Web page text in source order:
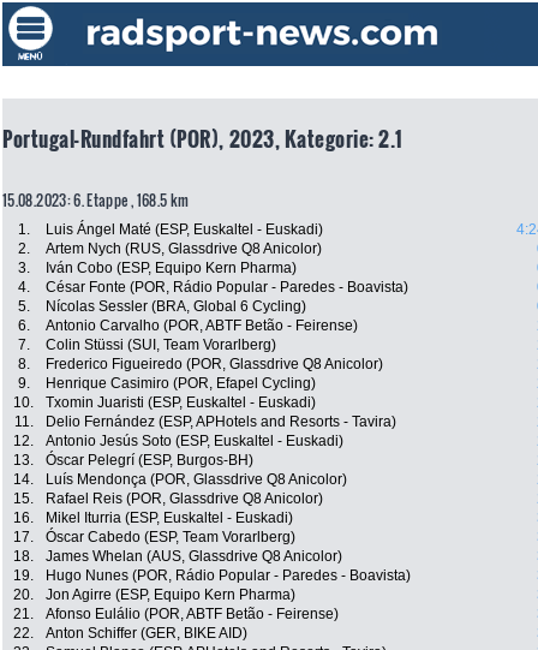
Portugal-Rundfahrt (POR), 2023, Kategorie: 2.1
15.08.2023: 6. Etappe , 168.5 km
1. Luis Ángel Maté (ESP, Euskaltel - Euskadi)
2.
Artem Nych (RUS, Glassdrive Q8 Anicolor)
3.
Iván Cobo (ESP, Equipo Kern Pharma)
4.
César Fonte (POR, Rádio Popular - Paredes - Boavista)
5.
Nícolas Sessler (BRA, Global 6 Cycling)
6.
Antonio Carvalho (POR, ABTF Betão - Feirense)
7.
Colin Stüssi (SUI, Team Vorarlberg)
8.
Frederico Figueiredo (POR, Glassdrive Q8 Anicolor)
9.
Henrique Casimiro (POR, Efapel Cycling)
10.
Txomin Juaristi (ESP, Euskaltel - Euskadi)
11.
Delio Fernández (ESP, APHotels and Resorts - Tavira)
12.
Antonio Jesús Soto (ESP, Euskaltel - Euskadi)
13.
Óscar Pelegrí (ESP, Burgos-BH)
14.
Luís Mendonça (POR, Glassdrive Q8 Anicolor)
15.
Rafael Reis (POR, Glassdrive Q8 Anicolor)
16.
Mikel Iturria (ESP, Euskaltel - Euskadi)
17.
Óscar Cabedo (ESP, Team Vorarlberg)
18.
James Whelan (AUS, Glassdrive Q8 Anicolor)
19.
Hugo Nunes (POR, Rádio Popular - Paredes - Boavista)
20.
Jon Agirre (ESP, Equipo Kern Pharma)
21.
Afonso Eulálio (POR, ABTF Betão - Feirense)
22.
Anton Schiffer (GER, BIKE AID)